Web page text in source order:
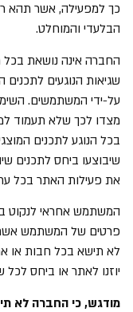
כך למפעילה, אשר תהא
הבלעדי והמוחלט.
החברה אינה נושאת בכל
שגיאות הנוגעים
על-ידי המשתמשים.
מצדו לכך שלא תעמוד
בכל הנוגע לתכנים
שיבוצעו ביחס לתכנים
את פעילות האתר בכל
המשתמש אחראי לנקוט
פרטים של המשתמש אשר
לא תישא בכל חבות או
יוזנו לאתר או ביחס
מודגש, כי החברה לא